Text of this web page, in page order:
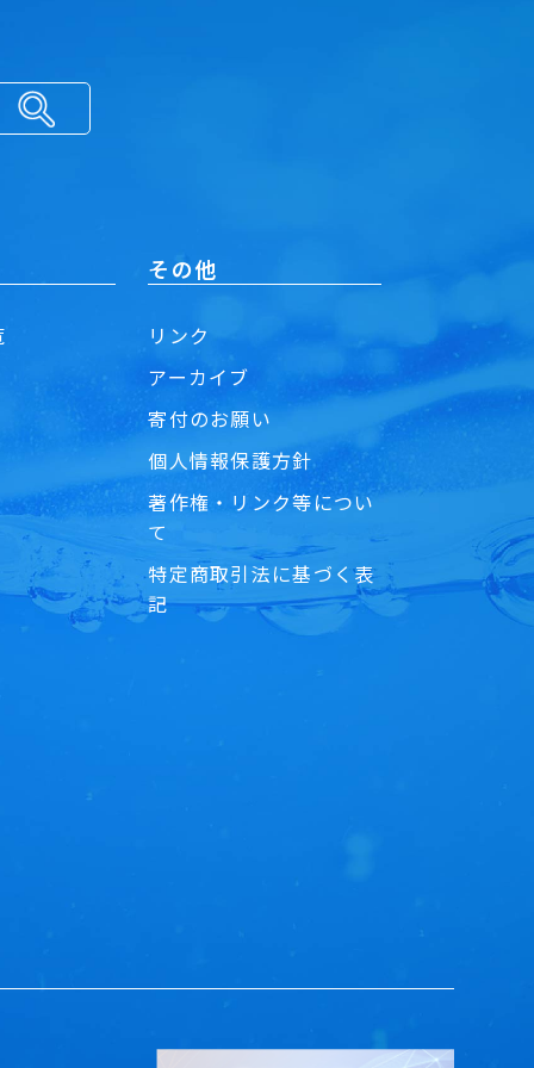
その他
リンク
アーカイブ
寄付のお願い
個人情報保護方針
著作権・リンク等につい
て
特定商取引法に基づく表
記